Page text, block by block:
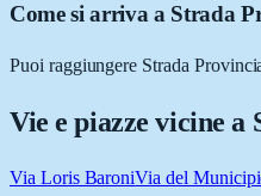
Come si arriva a Strada
Puoi raggiungere Strada
Vie e piazze vicine a
Via Loris BaroniVia del